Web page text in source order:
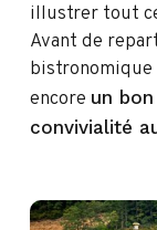
illustrer tout
Avant de
bistronomique
encore un
convivialité